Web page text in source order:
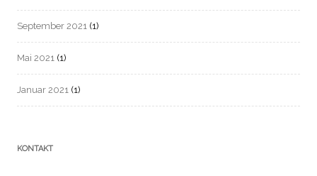
September 2021 (1)
Mai 2021 (1)
Januar 2021 (1)
KONTAKT